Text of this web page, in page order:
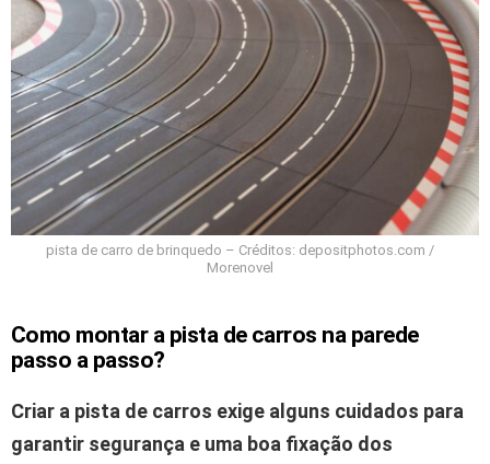
pista de carro de brinquedo – Créditos: depositphotos.com /
Morenovel
Como montar a pista de carros na parede
passo a passo?
Criar a pista de carros exige alguns cuidados para
garantir segurança e uma boa fixação dos